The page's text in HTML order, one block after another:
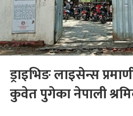
ड्राइभिङ लाइसेन्स
कुवेत पुगेका नेपाली